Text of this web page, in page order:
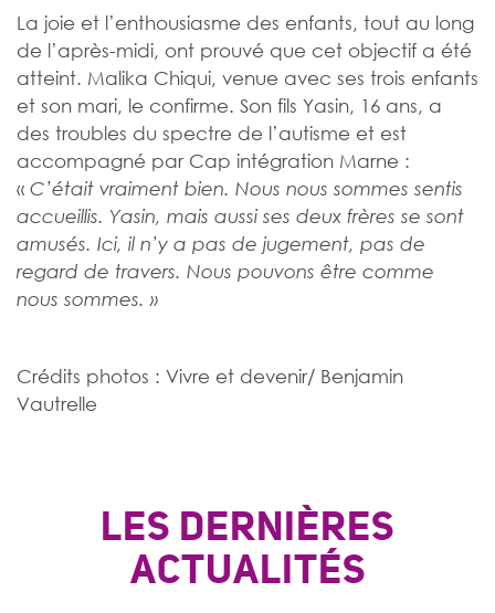
La joie et l’enthousiasme des enfants, tout au long
de l’après-midi, ont prouvé que cet objectif a été
atteint. Malika Chiqui, venue avec ses trois enfants
et son mari, le confirme. Son fils Yasin, 16 ans, a
des troubles du spectre de l’autisme et est
accompagné par Cap intégration Marne :
« C’était vraiment bien. Nous nous sommes sentis
accueillis. Yasin, mais aussi ses deux frères se sont
amusés. Ici, il n’y a pas de jugement, pas de
regard de travers. Nous pouvons être comme
nous sommes. »
Crédits photos : Vivre et devenir/ Benjamin
Vautrelle
LES DERNIÈRES
ACTUALITÉS